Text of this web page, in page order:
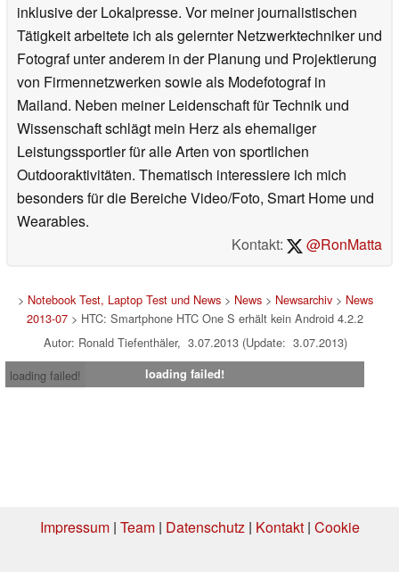
inklusive der Lokalpresse. Vor meiner journalistischen
Tätigkeit arbeitete ich als gelernter Netzwerktechniker und
Fotograf unter anderem in der Planung und Projektierung
von Firmennetzwerken sowie als Modefotograf in
Mailand. Neben meiner Leidenschaft für Technik und
Wissenschaft schlägt mein Herz als ehemaliger
Leistungssportler für alle Arten von sportlichen
Outdooraktivitäten. Thematisch interessiere ich mich
besonders für die Bereiche Video/Foto, Smart Home und
Wearables.
Kontakt:
@RonMatta
> Notebook Test, Laptop Test und News> News> Newsarchiv> News
2013-07 > HTC: Smartphone HTC One S erhält kein Android 4.2.2
Autor: Ronald Tiefenthäler, 3.07.2013 (Update: 3.07.2013)
loading failed!
loading failed!
Impressum| Team| Datenschutz| Kontakt| Cookie